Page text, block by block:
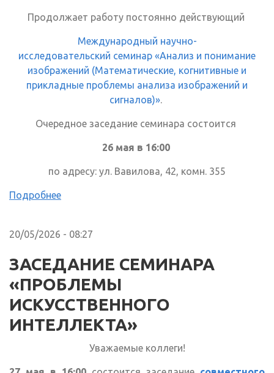
Продолжает работу постоянно действующий
Международный научно-
исследовательский семинар «Анализ и понимание
изображений (Математические, когнитивные и
прикладные проблемы анализа изображений и
сигналов)».
Очередное заседание семинара состоится
26 мая в 16:00
по адресу: ул. Вавилова, 42, комн. 355
Подробнее
20/05/2026 - 08:27
ЗАСЕДАНИЕ СЕМИНАРА
«ПРОБЛЕМЫ
ИСКУССТВЕННОГО
ИНТЕЛЛЕКТА»
Уважаемые коллеги!